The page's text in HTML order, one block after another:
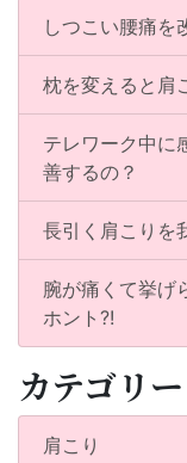
ョ
ン
しつこい腰痛を
枕を変えると肩
テレワーク中に
善するの？
長引く肩こり
腕が痛くて挙げ
ホント?!
カテゴリー
肩こり